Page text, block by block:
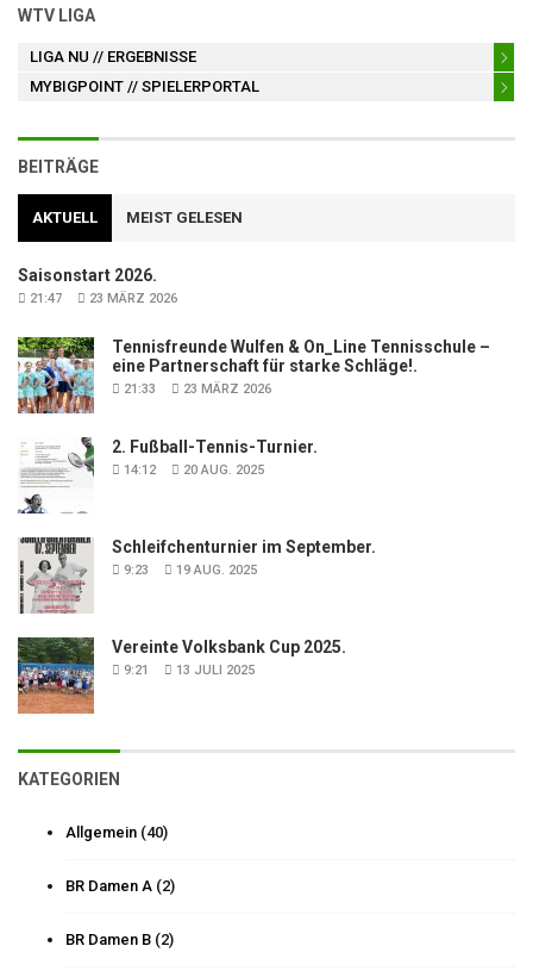
WTV LIGA
LIGA NU // ERGEBNISSE
MYBIGPOINT // SPIELERPORTAL
BEITRÄGE
AKTUELL MEIST GELESEN
Saisonstart 2026.
21:47 23 MÄRZ 2026
Tennisfreunde Wulfen & On_Line Tennisschule –
eine Partnerschaft für starke Schläge!.
21:33 23 MÄRZ 2026
2. Fußball-Tennis-Turnier.
14:12 20 AUG. 2025
Schleifchenturnier im September.
9:23 19 AUG. 2025
Vereinte Volksbank Cup 2025.
9:21 13 JULI 2025
KATEGORIEN
Allgemein (40)
BR Damen A (2)
BR Damen B (2)